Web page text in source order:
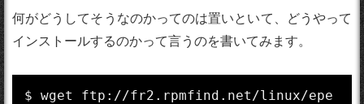
何がどうしてそうなのかってのは置いといて、どうやって
インストールするのかって言うのを書いてみます。
$ wget ftp://fr2.rpmfind.net/linux/epe